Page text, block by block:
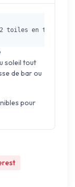
2 toiles en tissu
soleil tout
de bar ou
pour